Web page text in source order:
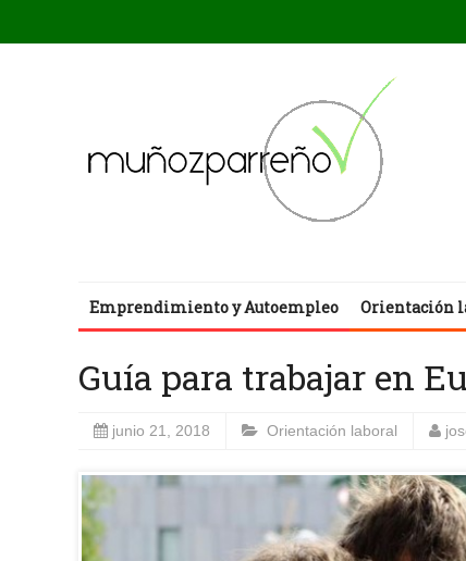
Emprendimiento y Autoempleo Orientación
Guía para trabajar en
junio 21, 2018 Orientación laboral